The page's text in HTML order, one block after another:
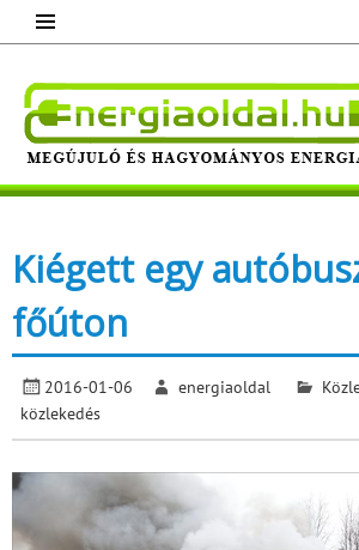
content
Megújuló és hagyományos
Kiégett egy
főúton
2016-01-06 energiaoldal
közlekedés